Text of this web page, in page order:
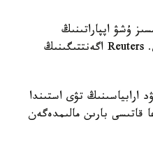
ۇشۋ اپپاراتىنىڭ
شابۋىلىنا ۇشىراپ، ماشينا بولىمىندە ءورت شىققان. ەكيپاج مۇشەلەرى ەۆاكۋاتسيالاندى. Reuters اگەنتتىگىنىڭ
ارابياسىنىڭ تۋى استىندا
قاتىسى بارىن مالىمدەگەن